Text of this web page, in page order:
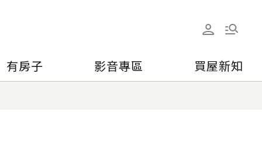
有房子 影音專區 買屋新知